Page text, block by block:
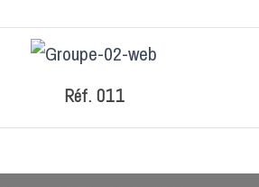
Réf. 011